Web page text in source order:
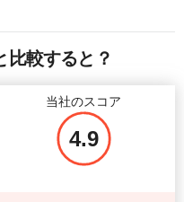
16 GB
$271
比較すると？
当社のスコア
4.9